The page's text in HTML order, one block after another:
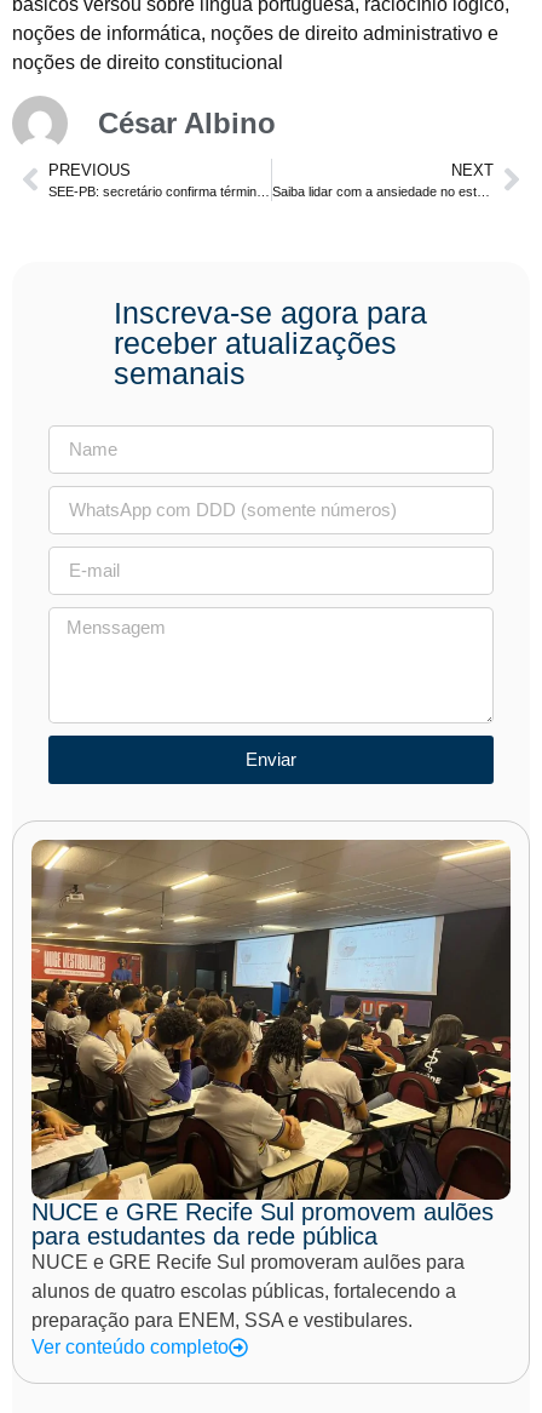
básicos versou sobre língua portuguesa, raciocínio lógico,
noções de informática, noções de direito administrativo e
noções de direito constitucional
César Albino
PREVIOUS NEXT
Saiba lidar com a ansiedade no estudo para concursos públicos
Inscreva-se agora para
receber atualizações
semanais
Enviar
NUCE e GRE Recife Sul promovem aulões
para estudantes da rede pública
NUCE e GRE Recife Sul promoveram aulões para
alunos de quatro escolas públicas, fortalecendo a
preparação para ENEM, SSA e vestibulares.
Ver conteúdo completo